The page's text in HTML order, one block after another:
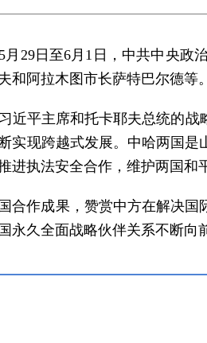
月29日至6月1日，中共中央
和阿拉木图市长萨特巴尔德等
近平主席和托卡耶夫总统的
实现跨越式发展。中哈两国
进执法安全合作，维护两国
合作成果，赞赏中方在解决
永久全面战略伙伴关系不断向